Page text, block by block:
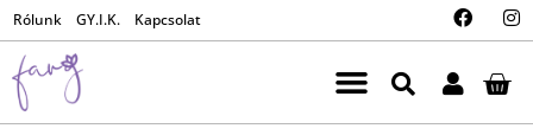
Rólunk GY.I.K. Kapcsolat